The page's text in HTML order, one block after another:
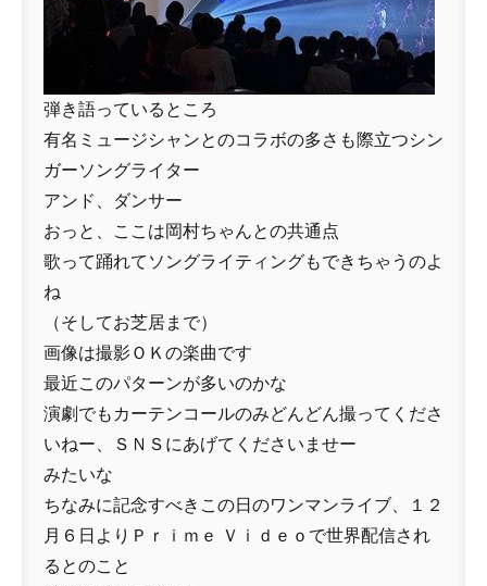
弾き語っているところ
有名ミュージシャンとのコラボの多さも際立つシン
ガーソングライター
アンド、ダンサー
おっと、ここは岡村ちゃんとの共通点
歌って踊れてソングライティングもできちゃうのよ
ね
（そしてお芝居まで）
画像は撮影ＯＫの楽曲です
最近このパターンが多いのかな
演劇でもカーテンコールのみどんどん撮ってくださ
いねー、ＳＮＳにあげてくださいませー
みたいな
ちなみに記念すべきこの日のワンマンライブ、１２
月６日よりＰｒｉｍｅ Ｖｉｄｅｏで世界配信され
るとのこと